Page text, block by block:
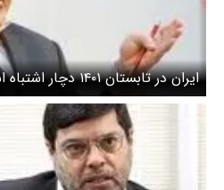
ایران در تابستان
تک‌موضوعی ایران و آمریکا